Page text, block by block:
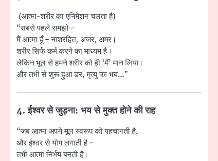
(आत्मा-शरीर का एनिमेशन चलता है)
“सबसे पहले समझो –
मैं आत्मा हूँ – नाशरहित, अजर, अमर।
शरीर सिर्फ कर्म करने का माध्यम है।
लेकिन भूल से हमने शरीर को ही ‘मैं’ मान लिया।
और तभी से शुरू हुआ डर, मृत्यु का भय…”
4. ईश्वर से जुड़ना: भय से मुक्त होने की राह
“जब आत्मा अपने मूल स्वरूप को पहचानती है,
और ईश्वर से योग लगाती है –
तभी आत्मा निर्भय बनती है।